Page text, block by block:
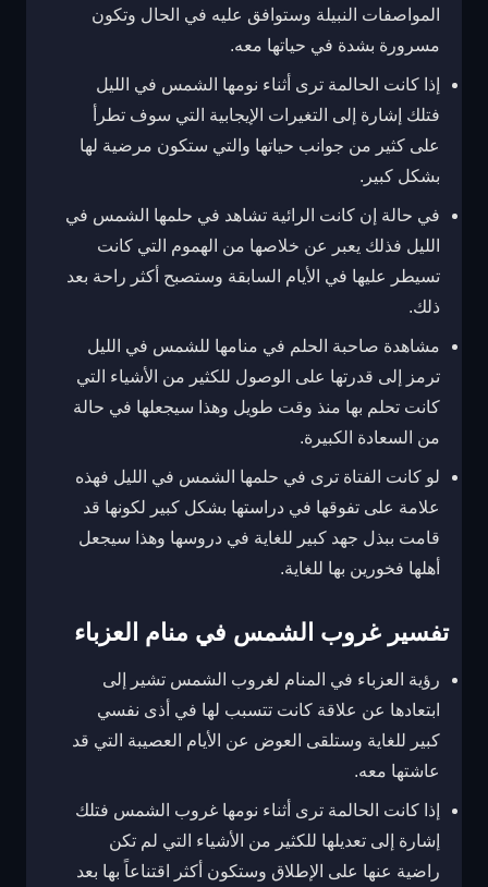
المواصفات النبيلة وستوافق عليه في الحال وتكون
مسرورة بشدة في حياتها معه.
إذا كانت الحالمة ترى أثناء نومها الشمس في الليل
فتلك إشارة إلى التغيرات الإيجابية التي سوف تطرأ
على كثير من جوانب حياتها والتي ستكون مرضية لها
بشكل كبير.
في حالة إن كانت الرائية تشاهد في حلمها الشمس في
الليل فذلك يعبر عن خلاصها من الهموم التي كانت
تسيطر عليها في الأيام السابقة وستصبح أكثر راحة بعد
ذلك.
مشاهدة صاحبة الحلم في منامها للشمس في الليل
ترمز إلى قدرتها على الوصول للكثير من الأشياء التي
كانت تحلم بها منذ وقت طويل وهذا سيجعلها في حالة
من السعادة الكبيرة.
لو كانت الفتاة ترى في حلمها الشمس في الليل فهذه
علامة على تفوقها في دراستها بشكل كبير لكونها قد
قامت ببذل جهد كبير للغاية في دروسها وهذا سيجعل
أهلها فخورين بها للغاية.
تفسير غروب الشمس في منام العزباء
رؤية العزباء في المنام لغروب الشمس تشير إلى
ابتعادها عن علاقة كانت تتسبب لها في أذى نفسي
كبير للغاية وستلقى العوض عن الأيام العصيبة التي قد
عاشتها معه.
إذا كانت الحالمة ترى أثناء نومها غروب الشمس فتلك
إشارة إلى تعديلها للكثير من الأشياء التي لم تكن
راضية عنها على الإطلاق وستكون أكثر اقتناعاً بها بعد